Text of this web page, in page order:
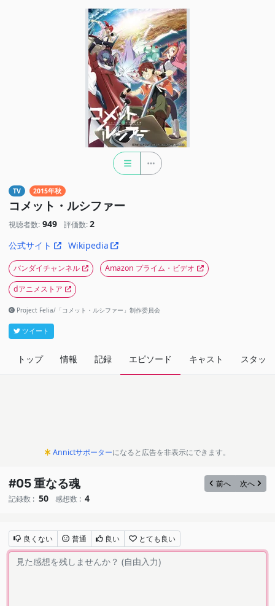
TV 2015年秋
コメット・ルシファー
視聴者数: 949 評価数: 2
公式サイト
Wikipedia
バンダイチャンネル
Amazon プライム・ビデオ
dアニメストア
Project Felia/「コメット・ルシファー」制作委員会
ツイート
トップ 情報 記録 エピソード キャスト スタッフ
Annictサポーターになると広告を非表示にできます。
#05 重なる魂 前へ
次へ
記録数 : 50 感想数 : 4
良くない 普通 良い とても良い